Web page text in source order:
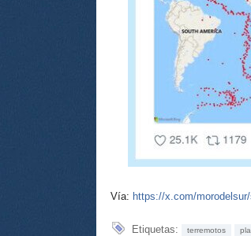
Vía: https://x.com/
Etiquetas: terremotos